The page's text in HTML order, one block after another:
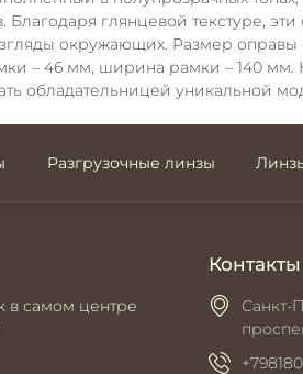
Благодаря глянцевой текстуре, эти
окружающих. Размер оправы
– 46 мм, ширина рамки – 140 мм.
обладательницей уникальной
Разгрузочные линзы
в самом центре
Контакты
Санкт-